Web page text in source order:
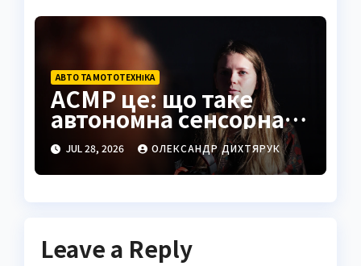
АВТО ТА МОТОТЕХНІКА
АСМР це: що таке
автономна сенсорна
меридіональна
реакція
JUL 28, 2026 ОЛЕКСАНДР ДИХТЯРУК
Leave a Reply